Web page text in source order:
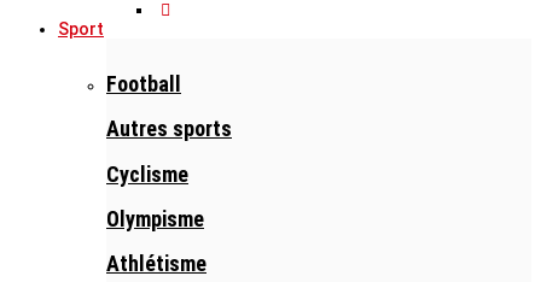
Sport
Football
Autres sports
Cyclisme
Olympisme
Athlétisme